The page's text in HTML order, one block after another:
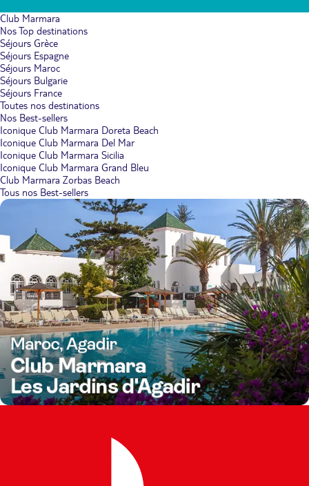
Club Marmara
Nos Top destinations
Séjours Grèce
Séjours Espagne
Séjours Maroc
Séjours Bulgarie
Séjours France
Toutes nos destinations
Nos Best-sellers
Iconique Club Marmara Doreta Beach
Iconique Club Marmara Del Mar
Iconique Club Marmara Sicilia
Iconique Club Marmara Grand Bleu
Club Marmara Zorbas Beach
Tous nos Best-sellers